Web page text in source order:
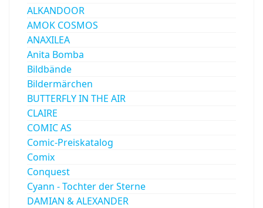
ALKANDOOR
AMOK COSMOS
ANAXILEA
Anita Bomba
Bildbände
Bildermärchen
BUTTERFLY IN THE AIR
CLAIRE
COMIC AS
Comic-Preiskatalog
Comix
Conquest
Cyann - Tochter der Sterne
DAMIAN & ALEXANDER